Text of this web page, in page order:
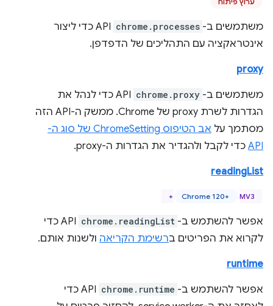
משתמשים ב- chrome.processes
API כדי ליצור
אינטראקציה עם התהליכים של הדפדפן.
proxy
משתמשים ב- chrome.proxy
API כדי לנהל את
הגדרות לשרת proxy של Chrome. ממשק ה-API הזה
מסתמך על
אב הטיפוס ChromeSetting של סוג ה-
API כדי לקבל ולהגדיר את הגדרות ה-proxy.
readingList
Chrome 120+ MV3+
אפשר להשתמש ב- chrome.readingList
API כדי
לקרוא את הפריטים ברשימת הקריאה ולשנות אותם.
runtime
אפשר להשתמש ב- chrome.runtime
API כדי